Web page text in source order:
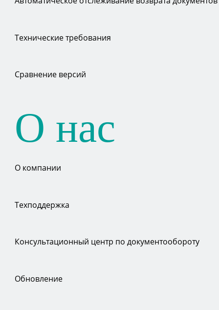
Технические требования
Сравнение версий
О нас
О компании
Техподдержка
Консультационный центр по документообороту
Обновление